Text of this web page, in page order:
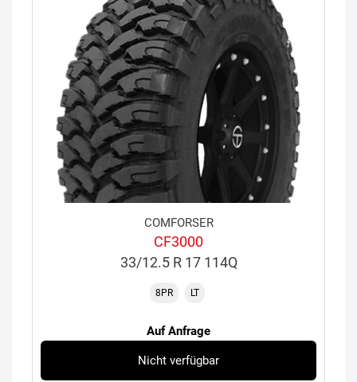
COMFORSER
CF3000
33/12.5 R 17 114Q
8PR LT
Auf Anfrage
Nicht verfügbar